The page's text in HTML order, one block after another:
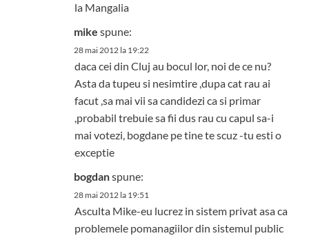
la Mangalia
mike spune:
28 mai 2012 la 19:22
daca cei din Cluj au bocul lor, noi de ce nu?
Asta da tupeu si nesimtire ,dupa cat rau ai
facut ,sa mai vii sa candidezi ca si primar
,probabil trebuie sa fii dus rau cu capul sa-i
mai votezi, bogdane pe tine te scuz -tu esti o
exceptie
bogdanspune:
28 mai 2012 la 19:51
Asculta Mike-eu lucrez in sistem privat asa ca
problemele pomanagiilor din sistemul public